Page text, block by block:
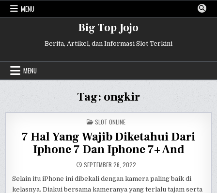
Skip
MENU
Big Top Jojo
Berita, Artikel, dan Informasi Slot Terkini
MENU
Tag: ongkir
POSTED
IN
SLOT ONLINE
7 Hal Yang Wajib Diketahui Dari
Iphone 7 Dan Iphone 7+ And
SEPTEMBER 26, 2022
Selain itu iPhone ini dibekali dengan kamera paling baik di
kelasnya. Diakui bersama kameranya yang terlalu tajam serta